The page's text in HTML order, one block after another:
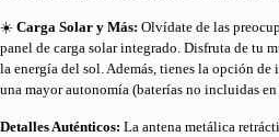
☀️ Carga Solar y Más: Olvídate de las
panel de carga solar integrado. Disfruta de tu
la energía del sol. Además, tienes la opción de
una mayor autonomía (baterías no incluidas
Detalles Auténticos: La antena metálica